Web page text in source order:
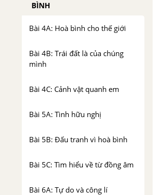
BÌNH
Bài 4A: Hoà bình cho thế giới
Bài 4B: Trái đất là của chúng
mình
Bài 4C: Cảnh vật quanh em
Bài 5A: Tình hữu nghị
Bài 5B: Đấu tranh vì hoà bình
Bài 5C: Tìm hiểu về từ đồng âm
Bài 6A: Tự do và công lí